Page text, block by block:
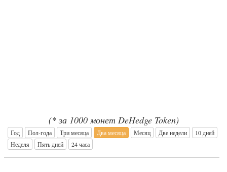
(* за 1000 монет DeHedge Token)
Год Пол-года Три месяца Два месяца Месяц Две недели
10 дней
Неделя
Пять дней 24 часа